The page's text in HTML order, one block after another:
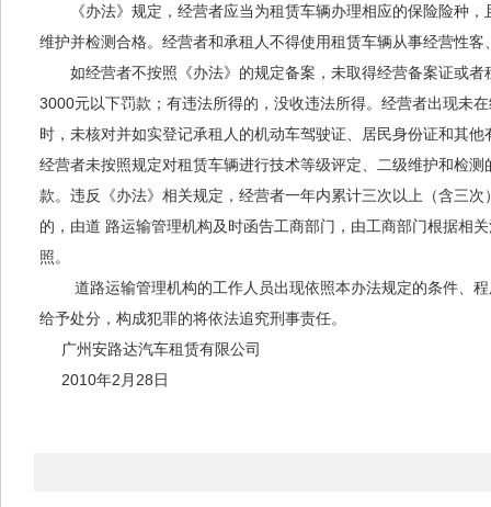
《办法》规定，经营者应当为租赁车辆办理相应的保险险种，
维护并检测合格。经营者和承租人不得使用租赁车辆从事经营性
如经营者不按照《办法》的规定备案，未取得经营备案证或者
3000元以下罚款；有违法所得的，没收违法所得。经营者出现未
时，未核对并如实登记承租人的机动车驾驶证、居民身份证和其
经营者未按照规定对租赁车辆进行技术等级评定、二级维护和检
款。违反《办法》相关规定，经营者一年内累计三次以上（含三
的，由道 路运输管理机构及时函告工商部门，由工商部门根据相
照。
道路运输管理机构的工作人员出现依照本办法规定的条件、程
给予处分，构成犯罪的将依法追究刑事责任。
广州安路达汽车租赁有限公司
2010年2月28日